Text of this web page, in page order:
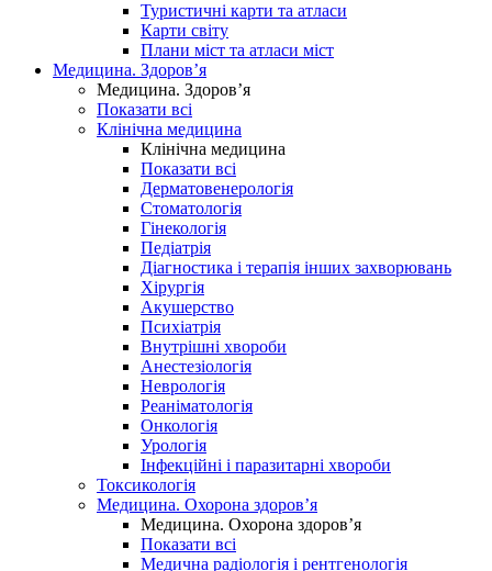
Туристичні карти та атласи
Карти світу
Плани міст та атласи міст
Медицина. Здоров’я
Медицина. Здоров’я
Показати всі
Клінічна медицина
Клінічна медицина
Показати всі
Дерматовенерологія
Стоматологія
Гінекологія
Педіатрія
Діагностика і терапія інших захворювань
Хірургія
Акушерство
Психіатрія
Внутрішні хвороби
Анестезіологія
Неврологія
Реаніматологія
Онкологія
Урологія
Інфекційні і паразитарні хвороби
Токсикологія
Медицина. Охорона здоров’я
Медицина. Охорона здоров’я
Показати всі
Медична радіологія і рентгенологія